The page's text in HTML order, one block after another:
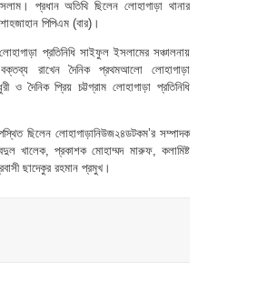
প্রধান অতিথি ছিলেন লোহাগাড়া থানার
পিপিএম (বার)।
প্রতিনিধি সাইফুল ইসলামের সঞ্চালনায়
রাখেন দৈনিক প্রথমআলো লোহাগাড়া
ও দৈনিক প্রিয় চট্টগ্রাম লোহাগাড়া প্রতিনিধি
ছিলেন লোহাগাড়ানিউজ২৪ডটকম’র সম্পাদক
খালেক, প্রকাশক মোহাম্মদ মারুফ, কলামিষ্ট
ছাদেকুর রহমান প্রমুখ।